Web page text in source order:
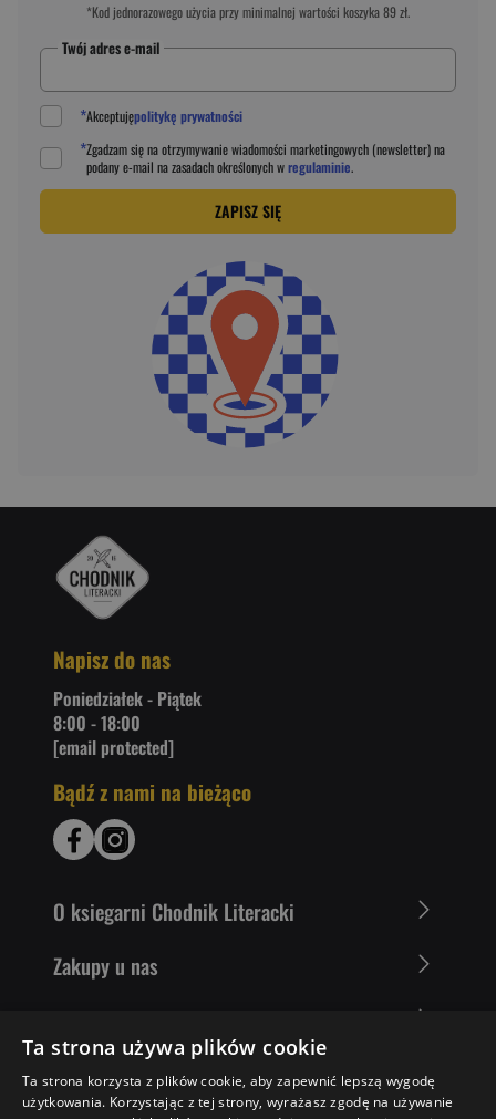
*Kod jednorazowego użycia przy minimalnej wartości koszyka 89 zł.
Twój adres e-mail
*Akceptujępolitykę prywatności
*Zgadzam się na otrzymywanie wiadomości marketingowych (newsletter) na
podanye-mail na zasadach określonych wregulaminie.
ZAPISZ SIĘ
Napisz do nas
Poniedziałek - Piątek
8:00 - 18:00
[email protected]
Bądź z nami na bieżąco
O ksiegarni Chodnik Literacki
Zakupy u nas
Literaci polecają
Ta strona używa plików cookie
Ta strona korzysta z plików cookie, aby zapewnić lepszą wygodę
użytkowania. Korzystając z tej strony, wyrażasz zgodę na używanie